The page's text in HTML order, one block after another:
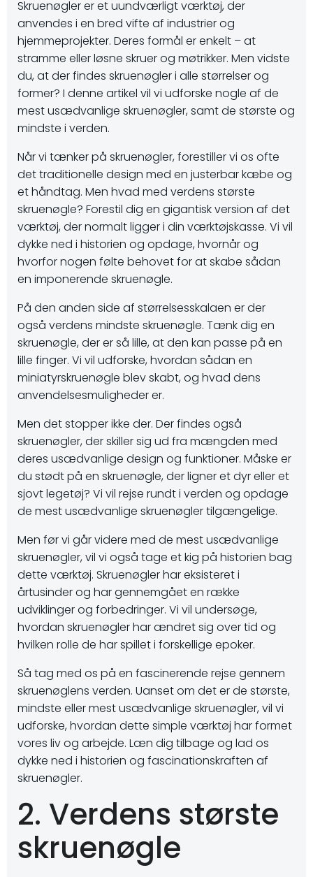
Skruenøgler er et uundværligt værktøj, der
anvendes i en bred vifte af industrier og
hjemmeprojekter. Deres formål er enkelt – at
stramme eller løsne skruer og møtrikker. Men vidste
du, at der findes skruenøgler i alle størrelser og
former? I denne artikel vil vi udforske nogle af de
mest usædvanlige skruenøgler, samt de største og
mindste i verden.
Når vi tænker på skruenøgler, forestiller vi os ofte
det traditionelle design med en justerbar kæbe og
et håndtag. Men hvad med verdens største
skruenøgle? Forestil dig en gigantisk version af det
værktøj, der normalt ligger i din værktøjskasse. Vi vil
dykke ned i historien og opdage, hvornår og
hvorfor nogen følte behovet for at skabe sådan
en imponerende skruenøgle.
På den anden side af størrelsesskalaen er der
også verdens mindste skruenøgle. Tænk dig en
skruenøgle, der er så lille, at den kan passe på en
lille finger. Vi vil udforske, hvordan sådan en
miniatyrskruenøgle blev skabt, og hvad dens
anvendelsesmuligheder er.
Men det stopper ikke der. Der findes også
skruenøgler, der skiller sig ud fra mængden med
deres usædvanlige design og funktioner. Måske er
du stødt på en skruenøgle, der ligner et dyr eller et
sjovt legetøj? Vi vil rejse rundt i verden og opdage
de mest usædvanlige skruenøgler tilgængelige.
Men før vi går videre med de mest usædvanlige
skruenøgler, vil vi også tage et kig på historien bag
dette værktøj. Skruenøgler har eksisteret i
årtusinder og har gennemgået en række
udviklinger og forbedringer. Vi vil undersøge,
hvordan skruenøgler har ændret sig over tid og
hvilken rolle de har spillet i forskellige epoker.
Så tag med os på en fascinerende rejse gennem
skruenøglens verden. Uanset om det er de største,
mindste eller mest usædvanlige skruenøgler, vil vi
udforske, hvordan dette simple værktøj har formet
vores liv og arbejde. Læn dig tilbage og lad os
dykke ned i historien og fascinationskraften af
skruenøgler.
2. Verdens største
skruenøgle